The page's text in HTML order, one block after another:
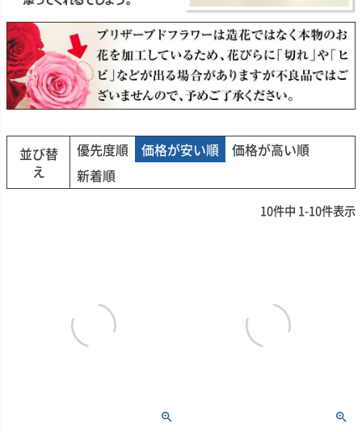
並び替
え
優先度順 価格が安い順
価格が高い順
新着順
10件中 1-10件表示